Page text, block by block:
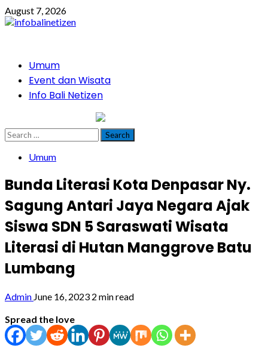
Skip
to
August 7, 2026
PrimaryUmum
Event dan Wisata
Info Bali Netizen
Search
for:
Umum
Bunda Literasi Kota Denpasar Ny.
Sagung Antari Jaya Negara Ajak
Siswa SDN 5 Saraswati Wisata
Literasi di Hutan Manggrove Batu
Lumbang
Admin June 16, 2023 2 min read
Spread the love